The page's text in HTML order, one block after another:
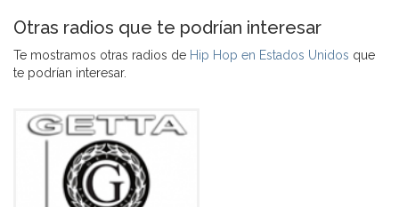
Otras radios que te podrían interesar
Te mostramos otras radios de Hip Hop en Estados Unidos que
te podrían interesar.